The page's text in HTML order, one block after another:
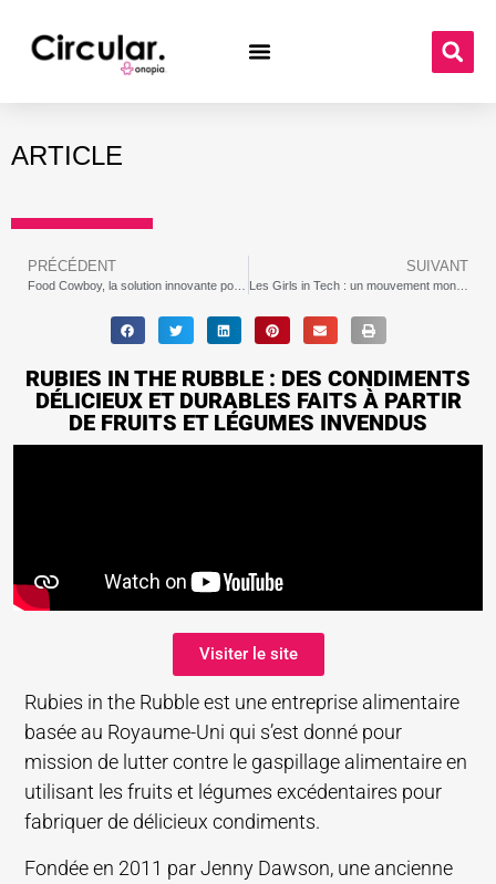
ARTICLE
PRÉCÉDENT SUIVANT
Les Girls in Tech : un mouvement mondial pour l’égalité des sexes dans la technologie
RUBIES IN THE RUBBLE : DES CONDIMENTS
DÉLICIEUX ET DURABLES FAITS À PARTIR
DE FRUITS ET LÉGUMES INVENDUS
Visiter le site
Rubies in the Rubble est une entreprise alimentaire
basée au Royaume-Uni qui s’est donné pour
mission de lutter contre le gaspillage alimentaire en
utilisant les fruits et légumes excédentaires pour
fabriquer de délicieux condiments.
Fondée en 2011 par Jenny Dawson, une ancienne